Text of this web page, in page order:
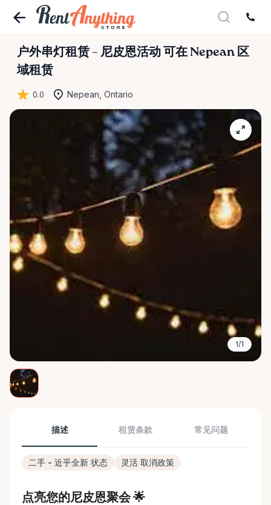
户外串灯租赁 – 尼皮恩活动 可在 Nepean 区
域租赁
0.0 Nepean, Ontario
1/1
描述 租赁条款 常见问题
二手 - 近乎全新 状态 灵活 取消政策
点亮您的尼皮恩聚会 🌟